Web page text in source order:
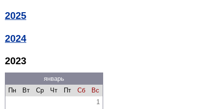
2025
2024
2023
январь
Пн
Вт Ср Чт Пт Сб
Вс
1